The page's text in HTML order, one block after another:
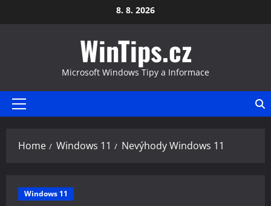
to
8. 8. 2026
WinTips.cz
Microsoft Windows Tipy a Informace
Primary
Home Windows 11 Nevýhody Windows 11
Windows 11